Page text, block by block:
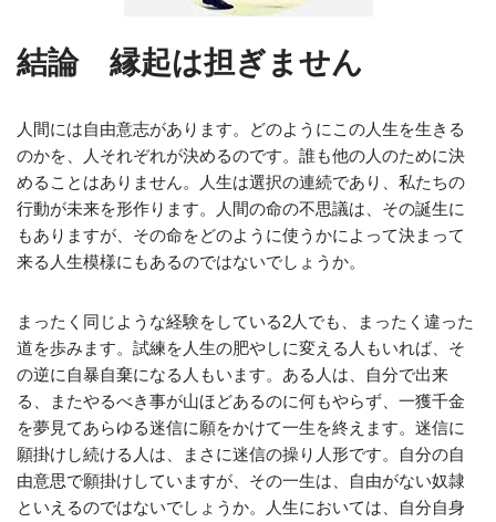
結論 縁起は担ぎません
人間には自由意志があります。どのようにこの人生を生きる
のかを、人それぞれが決めるのです。誰も他の人のために決
めることはありません。人生は選択の連続であり、私たちの
行動が未来を形作ります。人間の命の不思議は、その誕生に
もありますが、その命をどのように使うかによって決まって
来る人生模様にもあるのではないでしょうか。
まったく同じような経験をしている2人でも、まったく違った
道を歩みます。試練を人生の肥やしに変える人もいれば、そ
の逆に自暴自棄になる人もいます。ある人は、自分で出来
る、またやるべき事が山ほどあるのに何もやらず、一獲千金
を夢見てあらゆる迷信に願をかけて一生を終えます。迷信に
願掛けし続ける人は、まさに迷信の操り人形です。自分の自
由意思で願掛けしていますが、その一生は、自由がない奴隷
といえるのではないでしょうか。人生においては、自分自身